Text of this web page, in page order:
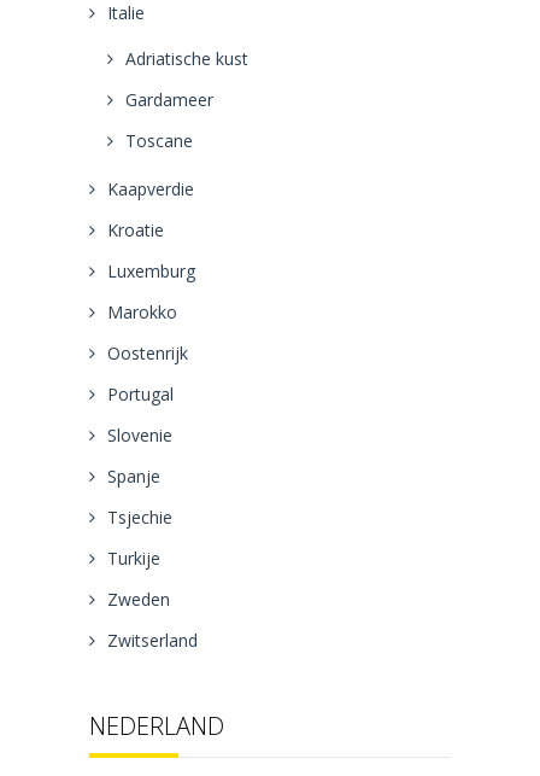
Italie
Adriatische kust
Gardameer
Toscane
Kaapverdie
Kroatie
Luxemburg
Marokko
Oostenrijk
Portugal
Slovenie
Spanje
Tsjechie
Turkije
Zweden
Zwitserland
NEDERLAND